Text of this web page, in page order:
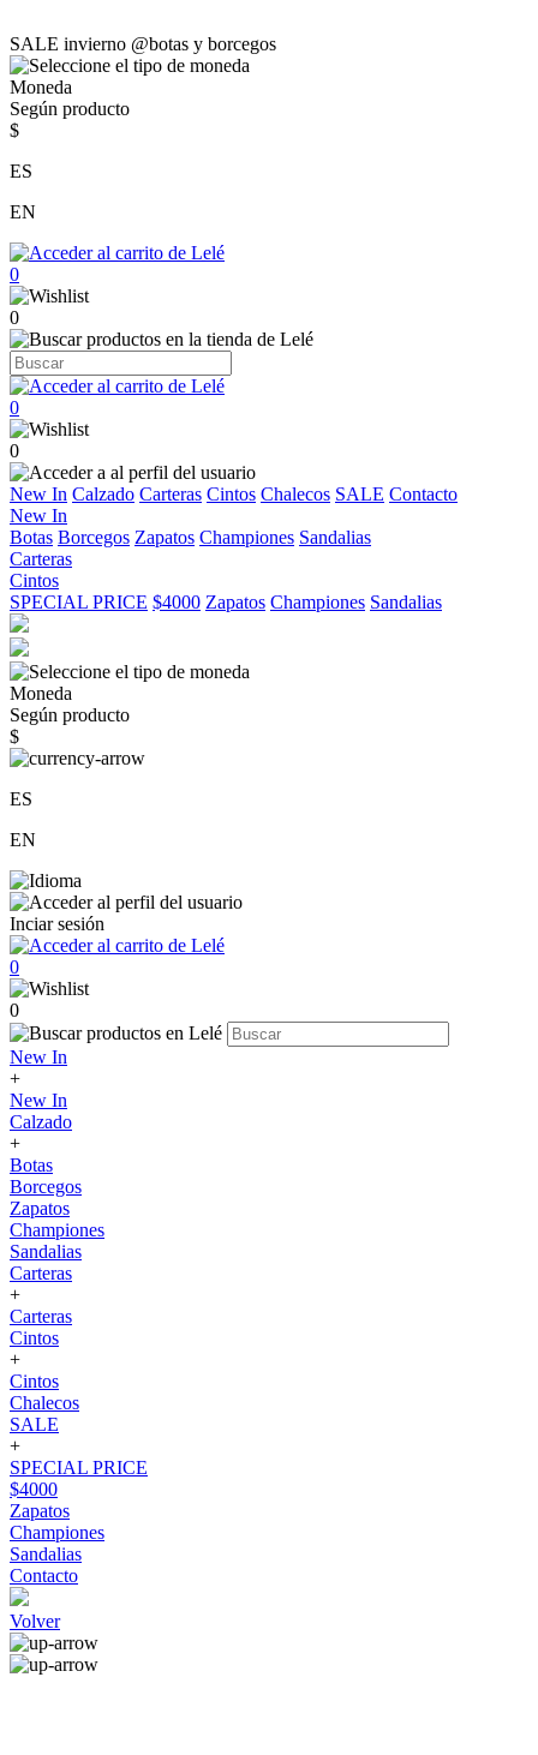
SALE invierno @botas y borcegos
Moneda
Según producto
$
ES
EN
0
0
0
0
New In Calzado Carteras Cintos Chalecos SALE Contacto
New In
Botas Borcegos Zapatos Championes Sandalias
Carteras
Cintos
SPECIAL PRICE $4000 Zapatos Championes Sandalias
Moneda
Según producto
$
ES
EN
Inciar sesión
0
0
New In
+
New In
Calzado
+
Botas
Borcegos
Zapatos
Championes
Sandalias
Carteras
+
Carteras
Cintos
+
Cintos
Chalecos
SALE
+
SPECIAL PRICE
$4000
Zapatos
Championes
Sandalias
Contacto
Volver